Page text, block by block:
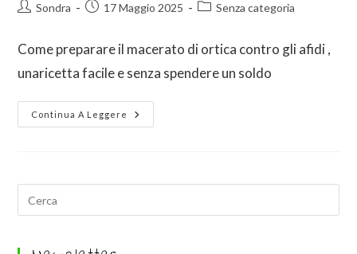
Sondra 17 Maggio 2025 Senza categoria
Come preparare il macerato di ortica contro gli afidi ,
unaricetta facile e senza spendere un soldo
Continua A Leggere